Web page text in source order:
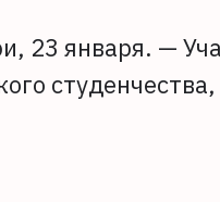
23 января. —